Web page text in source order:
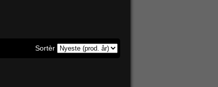
Sortèr